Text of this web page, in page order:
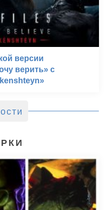
версии
верить» с